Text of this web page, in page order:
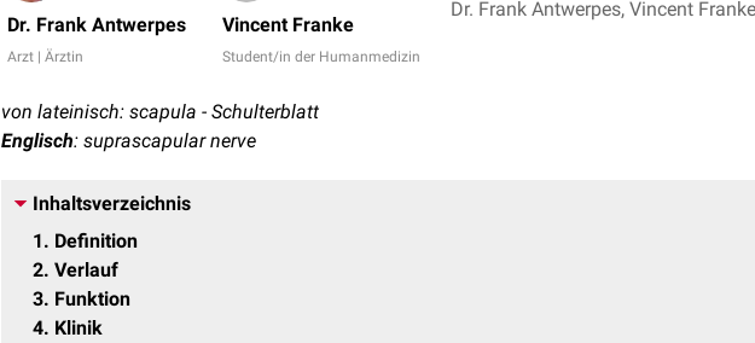
Dr. Frank Antwerpes
Arzt | Ärztin
Vincent Franke
Student/in der Humanmedizin
von lateinisch: scapula - Schulterblatt
Englisch: suprascapular nerve
Inhaltsverzeichnis
1
Definition
2 Verlauf
3 Funktion
4 Klinik